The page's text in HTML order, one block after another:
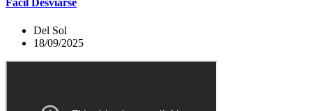
Fácil Desviarse
Del Sol
18/09/2025